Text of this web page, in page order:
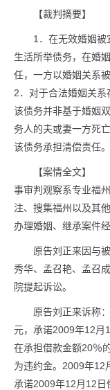
【裁判摘要】
1．在无效婚姻被
生活所举债务，在婚
任，一方以婚姻关系
2．对于合法婚姻关
该债务并非基于婚姻
务人的夫或妻一方死
该债务承担清偿责任。
【案情全文】
事审判观察系专业福
注、搜集福州以及其
办理婚姻、继承案件
原告刘正来因与
秀华、孟召艳、孟召
院提起诉讼。
原告刘正来诉称
元，承诺2009年12月
在承担借款金额20％
为违约金。2009年12
承诺2009年12月12日